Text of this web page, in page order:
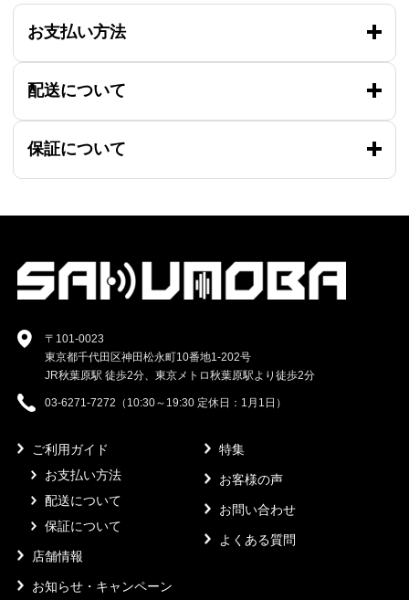
お支払い方法
配送について
保証について
〒101-0023
東京都千代田区神田松永町10番地1-202号
JR秋葉原駅 徒歩2分、東京メトロ秋葉原駅より徒歩2分
03-6271-7272（10:30～19:30 定休日：1月1日）
ご利用ガイド
お支払い方法
配送について
保証について
店舗情報
お知らせ・キャンペーン
特集
お客様の声
お問い合わせ
よくある質問